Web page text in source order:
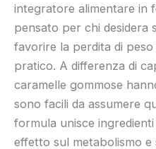
integratore alimentare in
pensato per chi desidera
favorire la perdita di
pratico. A differenza di
caramelle gommose
sono facili da assumere
formula unisce
effetto sul metabolismo e